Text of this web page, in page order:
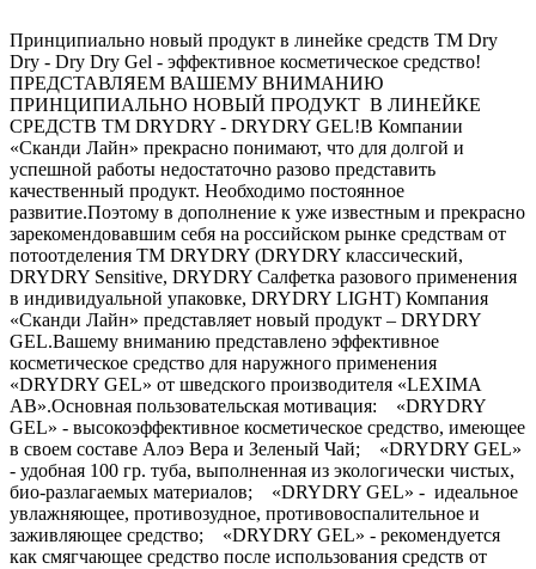
Принципиально новый продукт в линейке средств ТМ Dry
Dry - Dry Dry Gel - эффективное косметическое средство!
ПРЕДСТАВЛЯЕМ ВАШЕМУ ВНИМАНИЮ
ПРИНЦИПИАЛЬНО НОВЫЙ ПРОДУКТ В ЛИНЕЙКЕ
СРЕДСТВ ТМ DRYDRY - DRYDRY GEL!В Компании
«Сканди Лайн» прекрасно понимают, что для долгой и
успешной работы недостаточно разово представить
качественный продукт. Необходимо постоянное
развитие.Поэтому в дополнение к уже известным и прекрасно
зарекомендовавшим себя на российском рынке средствам от
потоотделения ТМ DRYDRY (DRYDRY классический,
DRYDRY Sensitive, DRYDRY Салфетка разового применения
в индивидуальной упаковке, DRYDRY LIGHT) Компания
«Сканди Лайн» представляет новый продукт – DRYDRY
GEL.Вашему вниманию представлено эффективное
косметическое средство для наружного применения
«DRYDRY GEL» от шведского производителя «LEXIMA
AB».Основная пользовательская мотивация: «DRYDRY
GEL» - высокоэффективное косметическое средство, имеющее
в своем составе Алоэ Вера и Зеленый Чай; «DRYDRY GEL»
- удобная 100 гр. туба, выполненная из экологически чистых,
био-разлагаемых материалов; «DRYDRY GEL» - идеальное
увлажняющее, противозудное, противовоспалительное и
заживляющее средство; «DRYDRY GEL» - рекомендуется
как смягчающее средство после использования средств от